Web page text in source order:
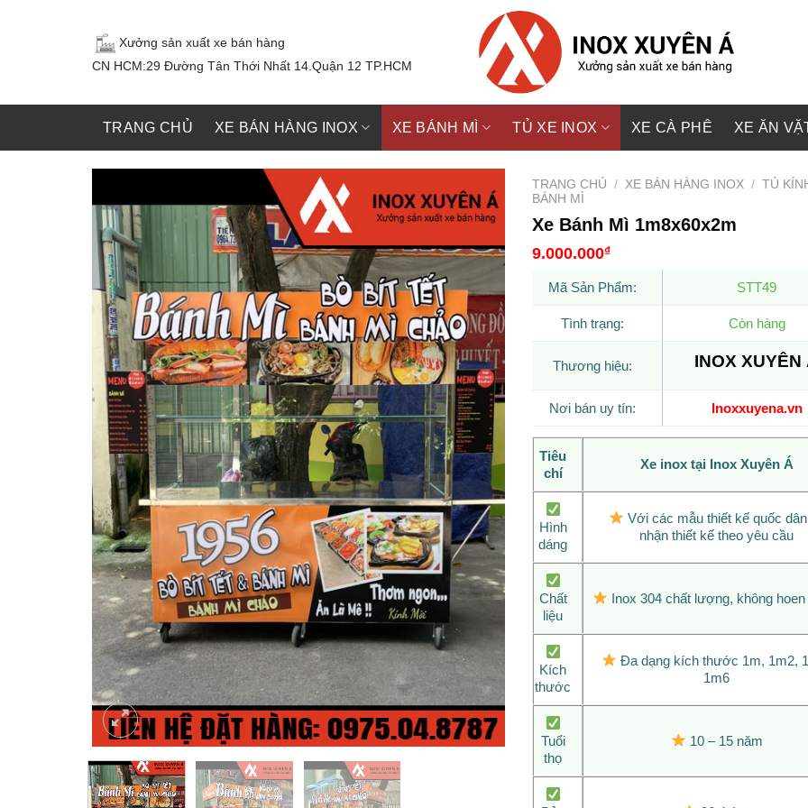
Xưởng sản xuất xe bán hàng
CN HCM:29 Đường Tân Thới Nhất 14.Quận 12 TP.HCM
TRANG CHỦ XE BÁN HÀNG INOX XE BÁNH MÌ TỦ XE INOX XE CÀ PHÊ XE ĂN
TRANG CHỦ / XE BÁN HÀNG INOX / TỦ
BÁNH MÌ
Xe Bánh Mì 1m8x60x2m
9.000.000₫
Mã Sản Phẩm: STT49
Tình trạng: Còn hàng
Thương hiệu: INOX XUYÊN
Nơi bán uy tín: Inoxxuyena.vn
Tiêu
chí
Xe inox tại Inox Xuyên Á
Hình
dáng
Với các mẫu thiết kế quốc
nhận thiết kế theo yêu cầu
Chất
liệu
Inox 304 chất lượng, không
Kích
thước
Đa dạng kích thước 1m, 1m2,
1m6
Tuổi
thọ
10 – 15 năm